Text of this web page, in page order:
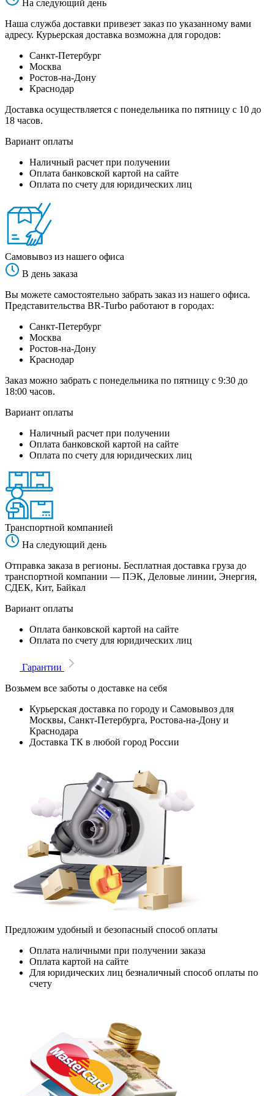
На следующий день
Наша служба доставки привезет заказ по указанному вами
адресу. Курьерская доставка возможна для городов:
Санкт-Петербург
Москва
Ростов-на-Дону
Краснодар
Доставка осуществляется с понедельника по пятницу с 10 до
18 часов.
Вариант оплаты
Наличный расчет при получении
Оплата банковской картой на сайте
Оплата по счету для юридических лиц
Самовывоз из нашего офиса
В день заказа
Вы можете самостоятельно забрать заказ из нашего офиса.
Представительства BR-Turbo работают в городах:
Санкт-Петербург
Москва
Ростов-на-Дону
Краснодар
Заказ можно забрать с понедельника по пятницу с 9:30 до
18:00 часов.
Вариант оплаты
Наличный расчет при получении
Оплата банковской картой на сайте
Оплата по счету для юридических лиц
Транспортной компанией
На следующий день
Отправка заказа в регионы. Бесплатная доставка груза до
транспортной компании — ПЭК, Деловые линии, Энергия,
СДЕК, Кит, Байкал
Вариант оплаты
Оплата банковской картой на сайте
Оплата по счету для юридических лиц
Гарантии
Возьмем все заботы о доставке на себя
Курьерская доставка по городу и Самовывоз для
Москвы, Санкт-Петербурга, Ростова-на-Дону и
Краснодара
Доставка ТК в любой город России
Предложим удобный и безопасный способ оплаты
Оплата наличными при получении заказа
Оплата картой на сайте
Для юридических лиц безналичный способ оплаты по
счету